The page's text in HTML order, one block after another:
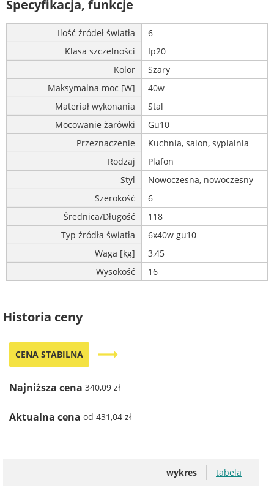
Specyfikacja, funkcje
Ilość źródeł światła
6
Klasa szczelności
Ip20
Kolor
Szary
Maksymalna moc [W]
40w
Materiał wykonania
Stal
Mocowanie żarówki
Gu10
Przeznaczenie
Kuchnia, salon, sypialnia
Rodzaj
Plafon
Styl
Nowoczesna, nowoczesny
Szerokość
6
Średnica/Długość
118
Typ źródła światła
6x40w gu10
Waga [kg]
3,45
Wysokość
16
Historia ceny
CENA STABILNA trending_flat
Najniższa cena 340,09 zł
Aktualna cena od 431,04 zł
wykres tabela